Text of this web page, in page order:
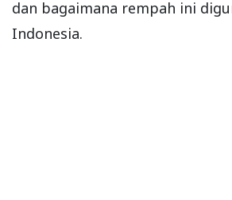
dan bagaimana rempah ini
Indonesia.